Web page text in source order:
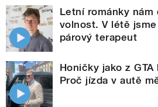
Letní románky nám
volnost. V létě
párový terapeut
Honičky jako z
Proč jízda v autě